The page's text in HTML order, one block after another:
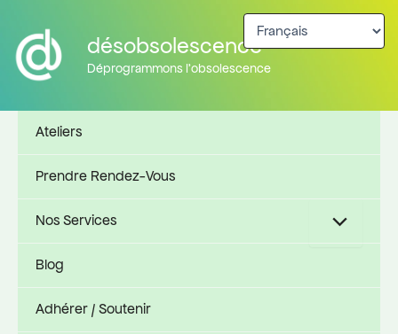
contenu
désobsolescence
Déprogrammons l'obsolescence
Ateliers
Prendre Rendez-Vous
Nos Services
Blog
Adhérer / Soutenir